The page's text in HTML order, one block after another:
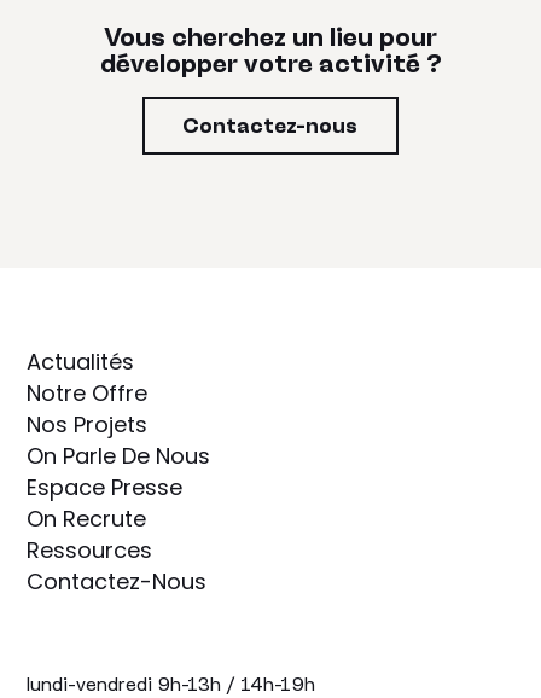
Vous cherchez un lieu pour
développer votre activité ?
Contactez-nous
lundi-vendredi 9h-13h / 14h-19h
Actualités
Notre Offre
Nos Projets
On Parle De Nous
Espace Presse
On Recrute
Ressources
Contactez-Nous